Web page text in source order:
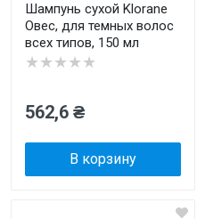
Шампунь сухой Klorane
Овес, для темных волос
всех типов, 150 мл
★★★★★
562,6 ₴
В корзину